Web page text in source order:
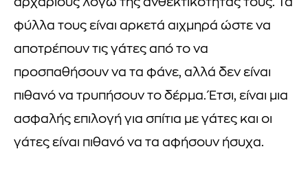
αρχάριους λόγω της ανθεκτικότητάς τους. Τα
φύλλα τους είναι αρκετά αιχμηρά ώστε να
αποτρέπουν τις γάτες από το να
προσπαθήσουν να τα φάνε, αλλά δεν είναι
πιθανό να τρυπήσουν το δέρμα. Έτσι, είναι μια
ασφαλής επιλογή για σπίτια με γάτες και οι
γάτες είναι πιθανό να τα αφήσουν ήσυχα.